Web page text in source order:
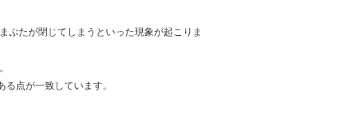
ぶたが閉じてしまうといった現象が起こりま
点が一致しています。